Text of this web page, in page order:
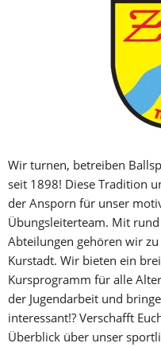
Wir turnen, betreiben
seit 1898! Diese Tradition
der Ansporn für unser
Übungsleiterteam. Mit
Abteilungen gehören wir
Kurstadt. Wir bieten ein
Kursprogramm für alle
der Jugendarbeit und
interessant!? Verschafft
Überblick über unser